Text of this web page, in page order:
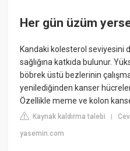
Her gün üzüm
Kandaki kolesterol seviyesini
sağlığına katkıda bulunur.
böbrek üstü bezlerinin
yenilediğinden kanser
Özellikle meme ve kolon
Kaynak kaldırma talebi |
yasemin.com